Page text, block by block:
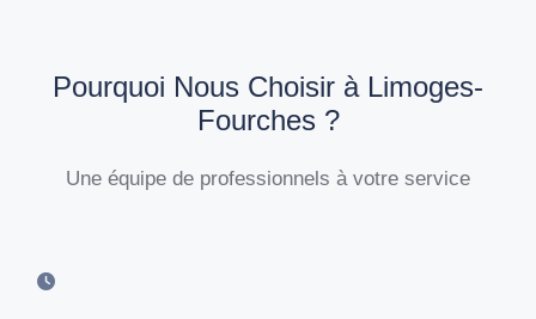
Pourquoi Nous Choisir à Limoges-
Fourches ?
Une équipe de professionnels à votre service